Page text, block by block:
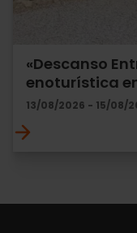
«Descanso
enoturística
13/08/2026 - 15/08/